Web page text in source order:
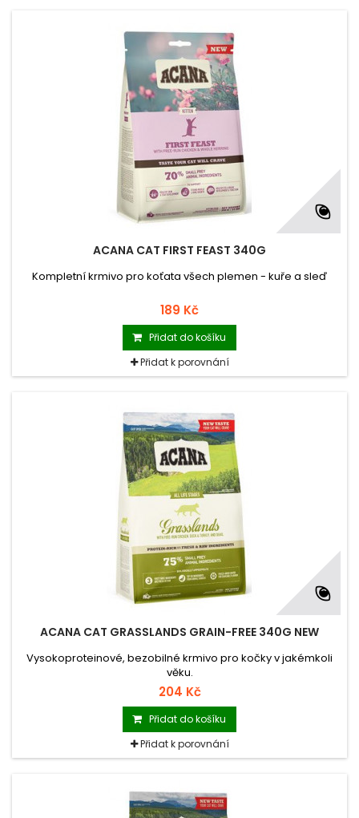
ACANA CAT FIRST FEAST 340G
Kompletní krmivo pro koťata všech plemen - kuře a sleď
189 Kč
Přidat do košíku
Přidat k porovnání
ACANA CAT GRASSLANDS GRAIN-FREE 340G NEW
Vysokoproteinové, bezobilné krmivo pro kočky v jakémkoli
věku.
204 Kč
Přidat do košíku
Přidat k porovnání